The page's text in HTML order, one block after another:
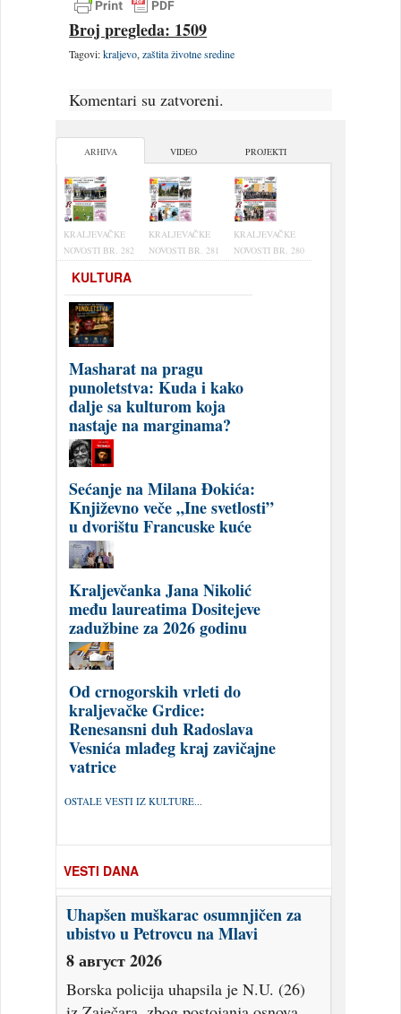
Broj pregleda: 1509
Tagovi:kraljevo,zaštita životne sredine
Komentari su zatvoreni.
ARHIVA VIDEO PROJEKTI
KRALJEVAČKE
NOVOSTI BR. 282
KRALJEVAČKE
NOVOSTI BR. 281
KRALJEVAČKE
NOVOSTI BR. 280
KULTURA
Masharat na pragu
punoletstva: Kuda i kako
dalje sa kulturom koja
nastaje na marginama?
Sećanje na Milana Đokića:
Književno veče „Ine svetlosti”
u dvorištu Francuske kuće
Kraljevčanka Jana Nikolić
među laureatima Dositejeve
zadužbine za 2026 godinu
Od crnogorskih vrleti do
kraljevačke Grdice:
Renesansni duh Radoslava
Vesnića mlađeg kraj zavičajne
vatrice
OSTALE VESTI IZ KULTURE...
VESTI DANA
Uhapšen muškarac osumnjičen za
ubistvo u Petrovcu na Mlavi
8 август 2026
Borska policija uhapsila je N.U. (26)